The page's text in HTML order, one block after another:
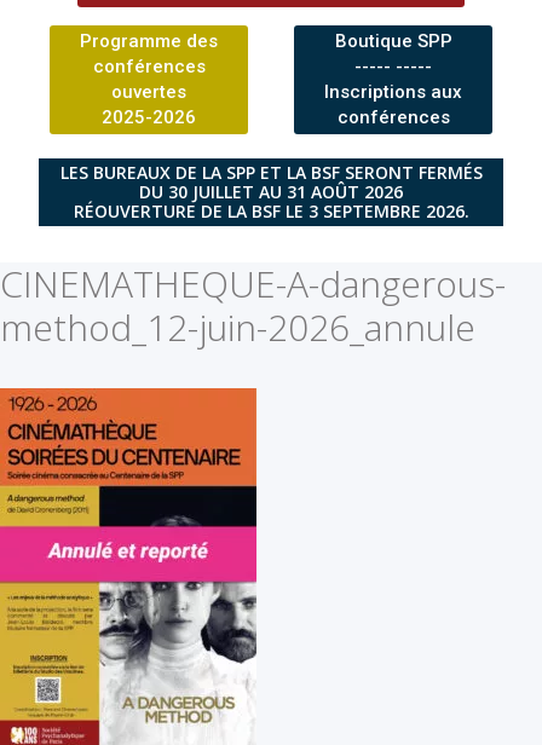
Programme des
conférences
ouvertes
2025-2026
Boutique SPP
----- -----
Inscriptions aux
conférences
LES BUREAUX DE LA SPP ET LA BSF SERONT FERMÉS
DU 30 JUILLET AU 31 AOÛT 2026
RÉOUVERTURE DE LA BSF LE 3 SEPTEMBRE 2026.
CINEMATHEQUE-A-dangerous-
method_12-juin-2026_annule